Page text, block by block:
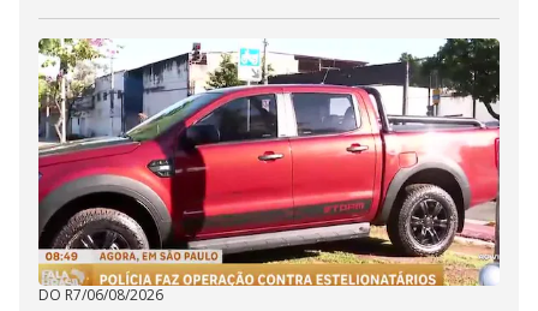
DO R7/06/08/2026